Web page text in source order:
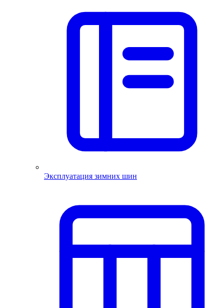
Эксплуатация зимних шин